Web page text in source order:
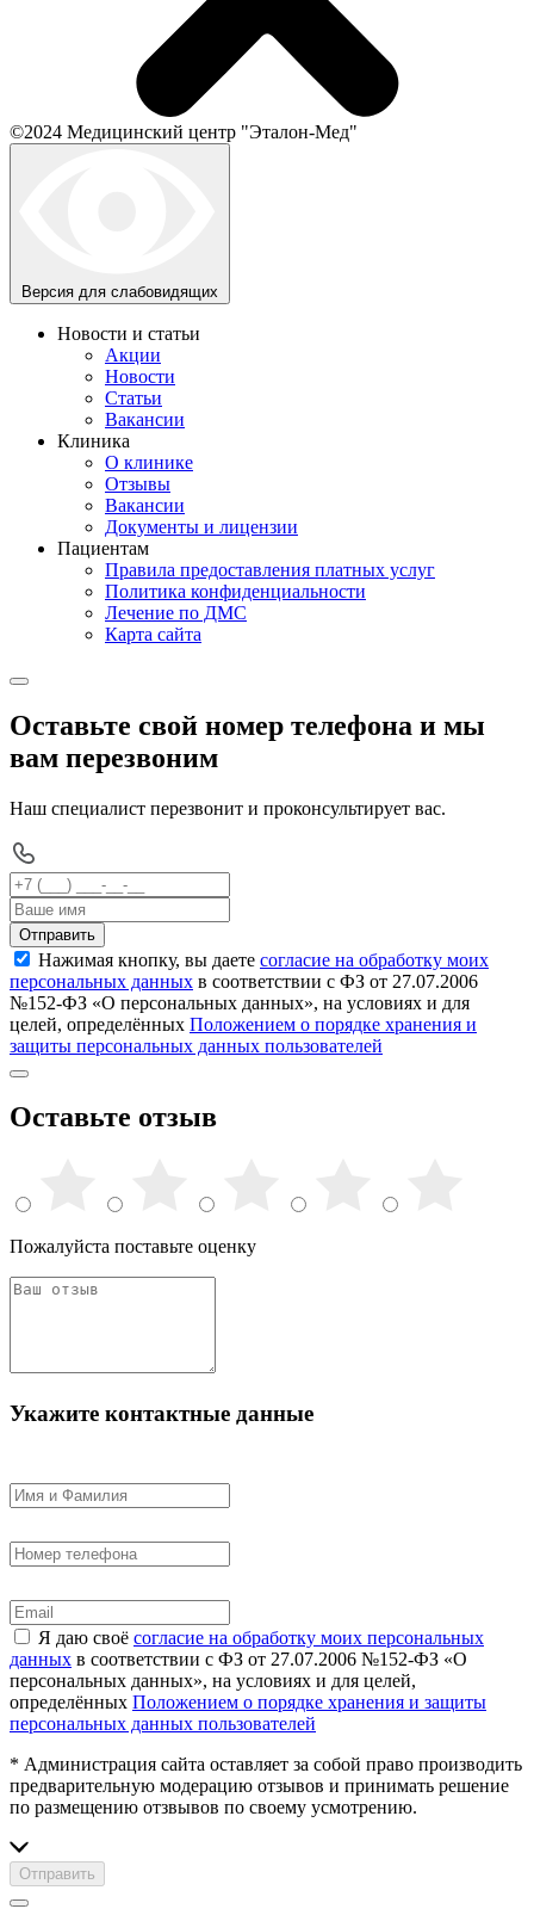
©2024 Медицинский центр "Эталон-Мед"
Версия для слабовидящих
Новости и статьи
Акции
Новости
Статьи
Вакансии
Клиника
О клинике
Отзывы
Вакансии
Документы и лицензии
Пациентам
Правила предоставления платных услуг
Политика конфиденциальности
Лечение по ДМС
Карта сайта
Оставьте свой номер телефона и мы
вам перезвоним
Наш специалист перезвонит и проконсультирует вас.
Отправить
Нажимая кнопку, вы даете согласие на обработку моих
персональных данных в соответствии с ФЗ от 27.07.2006
№152-ФЗ «О персональных данных», на условиях и для
целей, определённых Положением о порядке хранения и
защиты персональных данных пользователей
Оставьте отзыв
Пожалуйста поставьте оценку
Укажите контактные данные
Я даю своё согласие на обработку моих персональных
данных в соответствии с ФЗ от 27.07.2006 №152-ФЗ «О
персональных данных», на условиях и для целей,
определённых Положением о порядке хранения и защиты
персональных данных пользователей
* Администрация сайта оставляет за собой право производить
предварительную модерацию отзывов и принимать решение
по размещению отзвывов по своему усмотрению.
Отправить